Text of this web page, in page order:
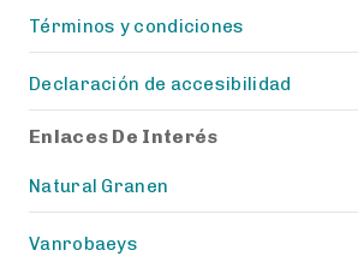
Términos y condiciones
Declaración de accesibilidad
Enlaces De Interés
Natural Granen
Vanrobaeys